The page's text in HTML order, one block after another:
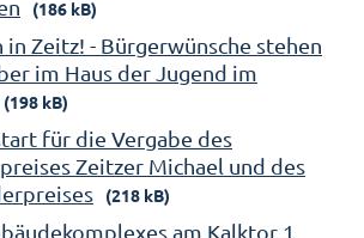
(186 kB)
in Zeitz! - Bürgerwünsche stehen
im Haus der Jugend im
(198 kB)
für die Vergabe des
Zeitzer Michael und des
(218 kB)
am Kalktor 1